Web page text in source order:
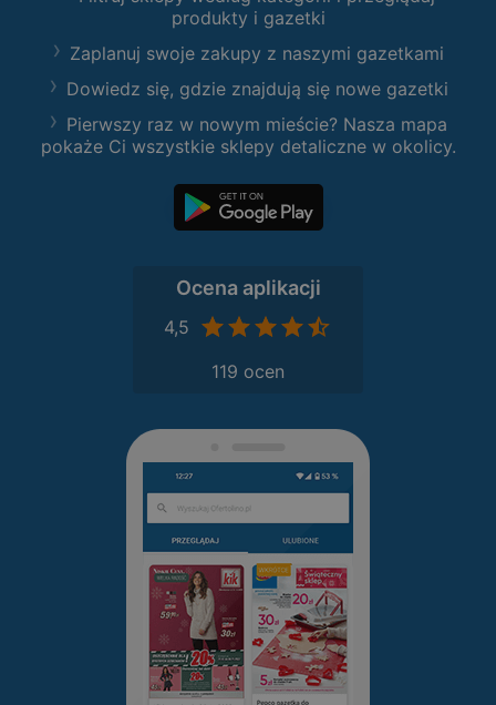
produkty i gazetki
Zaplanuj swoje zakupy z naszymi gazetkami
Dowiedz się, gdzie znajdują się nowe gazetki
Pierwszy raz w nowym mieście? Nasza mapa
pokaże Ci wszystkie sklepy detaliczne w okolicy.
Ocena aplikacji
4,5
119 ocen